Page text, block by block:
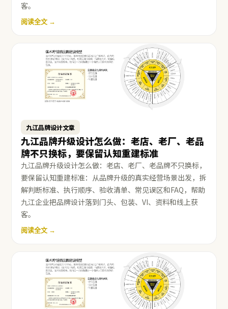
客。
阅读全文 →
九江品牌设计文章
九江品牌升级设计怎么做：老店、老厂、老品
牌不只换标，要保留认知重建标准
九江品牌升级设计怎么做：老店、老厂、老品牌不只换标，
要保留认知重建标准：从品牌升级的真实经营场景出发，拆
解判断标准、执行顺序、验收清单、常见误区和FAQ，帮助
九江企业把品牌设计落到门头、包装、VI、资料和线上获
客。
阅读全文 →